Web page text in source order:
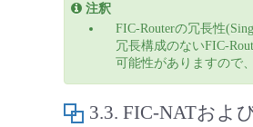
注釈
FIC-Routerの冗長性
冗長構成のないFIC-
可能性がありますので
3.3. FIC-NATおよ